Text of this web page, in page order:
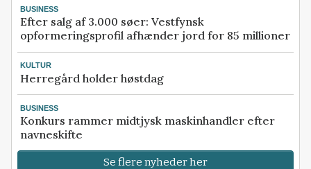
BUSINESS
Efter salg af 3.000 søer: Vestfynsk
opformeringsprofil afhænder jord for 85 millioner
KULTUR
Herregård holder høstdag
BUSINESS
Konkurs rammer midtjysk maskinhandler efter
navneskifte
Se flere nyheder her